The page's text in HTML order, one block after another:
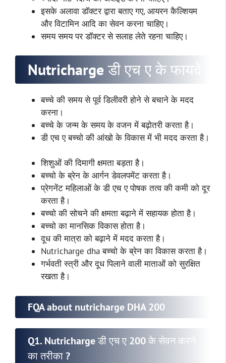
इसके अलावा डॉक्टर द्वारा बताए गए, आयरन कैल्शियम
और विटामिन आदि का सेवन करना चाहिए।
समय समय पर डॉक्टर से सलाह लेते रहना चाहिए।
Nutricharge डी एच ए के फायदे
बच्चे की समय से पूर्व डिलीवरी होने से बचाने के मदद
करना।
बच्चे के जन्म के समय के वजन में बढ़ोतरी करता है।
डी एच ए बच्चो की आंखो के विकास में भी मदद करता है।
शिशुओं की दिमागी क्षमता बड़ता है।
बच्चो के ब्रेन के आर्गन डेवलपमेंट करता है।
प्रेगनेंट महिलाओं के डी एच ए पोषक तत्व की कमी को दूर
करता है।
बच्चो की सोचने की क्षमता बढ़ाने में सहायक होता है।
बच्चो का मानसिक विकास होता है।
दूध की मात्रा को बढ़ाने में मदद करता है।
Nutricharge dha बच्चो के ब्रेन का विकास करता है।
गर्भवती स्त्री और दूध पिलाने वाली माताओं को सुरक्षित
रखता है।
FQA about nutricharge DHA 200
Q1. Nutricharge डी एच ए 200 के सेवन करने
का तरीका ?